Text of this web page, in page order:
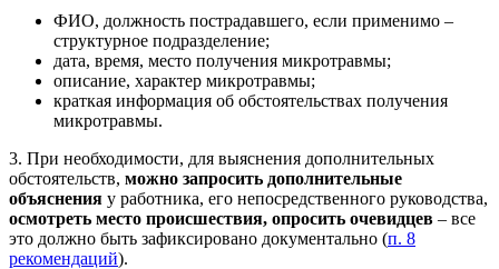
ФИО, должность пострадавшего, если применимо –
структурное подразделение;
дата, время, место получения микротравмы;
описание, характер микротравмы;
краткая информация об обстоятельствах получения
микротравмы.
3. При необходимости, для выяснения дополнительных
обстоятельств, можно запросить дополнительные
объяснения у работника, его непосредственного руководства,
осмотреть место происшествия, опросить очевидцев – все
это должно быть зафиксировано документально (п. 8
рекомендаций).